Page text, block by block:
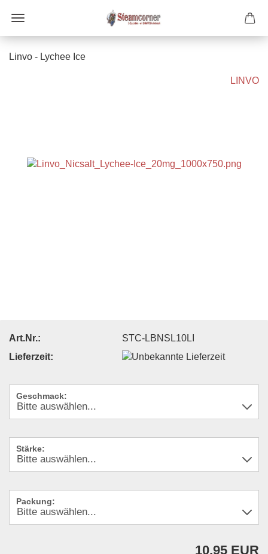
Linvo - Lychee Ice
LINVO
Art.Nr.:
STC-LBNSL10LI
Lieferzeit:
Geschmack:
Stärke:
Packung:
10,95 EUR